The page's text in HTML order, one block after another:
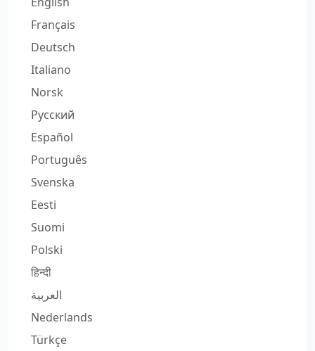
Français
Deutsch
Italiano
Norsk
Русский
Español
Português
Svenska
Eesti
Suomi
Polski
हिन्दी
العربية
Nederlands
Türkçe